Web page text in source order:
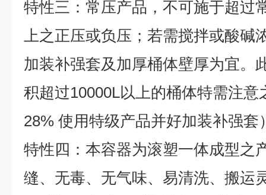
特性三：常压产品，不可施于超过
上之正压或负压；若需搅拌或酸碱
加装补强套及加厚桶体壁厚为宜。
积超过10000L以上的桶体特需注意
28% 使用特级产品并好加装补强套
特性四：本容器为滚塑一体成型之
缝、无毒、无气味、易清洗、搬运